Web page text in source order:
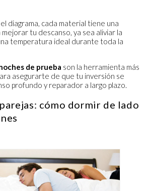
diagrama, cada material tiene una
mejorar tu descanso, ya sea aliviar la
temperatura ideal durante toda la
de prueba son la herramienta más
asegurarte de que tu inversión se
profundo y reparador a largo plazo.
cómo dormir de lado